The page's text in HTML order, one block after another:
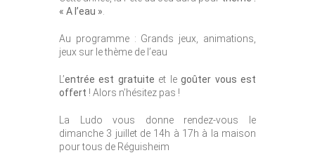
« A l’eau »
Au programme : Grands jeux, animations,
jeux sur le thème de l’eau
L’entrée est gratuite et legoûter vous est
offert ! Alors n’hésitez pas !
La Ludo vous donne rendez-vous le
dimanche 3 juillet de 14h à 17h à la maison
pour tous de Réguisheim